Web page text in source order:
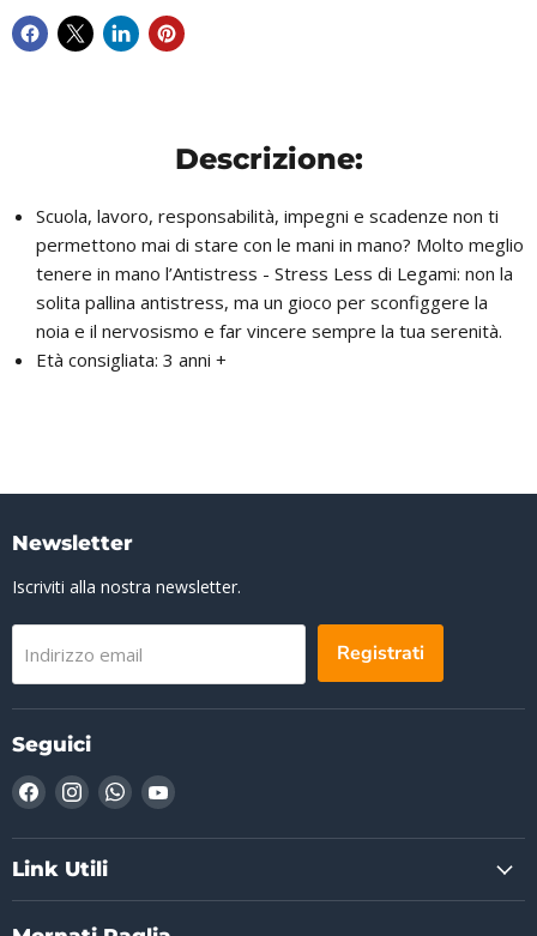
Descrizione:
Scuola, lavoro, responsabilità, impegni e scadenze non ti
permettono mai di stare con le mani in mano? Molto meglio
tenere in mano l’Antistress - Stress Less di Legami: non la
solita pallina antistress, ma un gioco per sconfiggere la
noia e il nervosismo e far vincere sempre la tua serenità.
Età consigliata: 3 anni +
Newsletter
Iscriviti alla nostra newsletter.
Indirizzo email Registrati
Seguici
Trovaci
Facebook
Trovaci
Instagram
Trovaci
WhatsApp
Trovaci
YouTube
Link Utili